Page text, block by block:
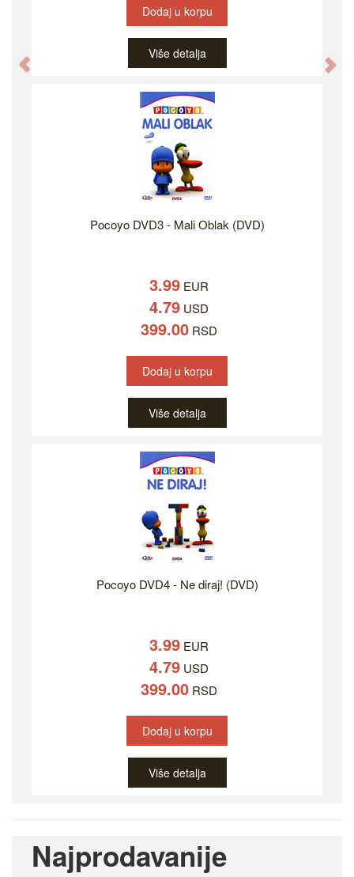
Dodaj u korpu
Više detalja
Pocoyo DVD3 - Mali Oblak (DVD)
3.99 EUR
4.79 USD
399.00 RSD
Dodaj u korpu
Više detalja
Pocoyo DVD4 - Ne diraj! (DVD)
3.99 EUR
4.79 USD
399.00 RSD
Dodaj u korpu
Više detalja
Najprodavanije